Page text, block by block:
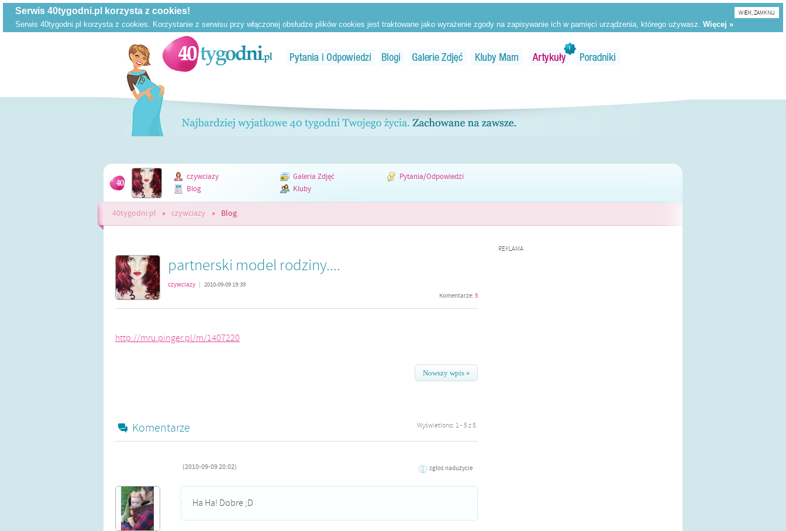
WIEM, ZAMKNIJ
czywciazy Galeria Zdjęć
Pytania/Odpowiedzi
Blog
Kluby
40tygodni.pl » czywciazy » Blog
partnerski model rodziny....
czywciazy | 2010-09-09 19:39
Komentarze: 5
http://mru.pinger.pl/m/1407220
Nowszy wpis »
Komentarze Wyświetlono: 1 - 5 z 5.
(2010-09-09 20:02) zgłoś nadużycie
Ha Ha! Dobre ;D
REKLAMA